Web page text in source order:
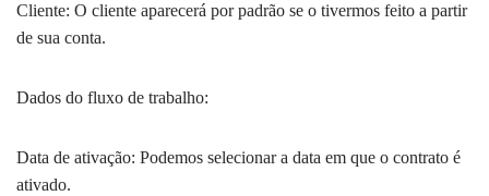
Cliente: O cliente aparecerá por padrão se o tivermos feito a partir
de sua conta.
Dados do fluxo de trabalho:
Data de ativação: Podemos selecionar a data em que o contrato é
ativado.